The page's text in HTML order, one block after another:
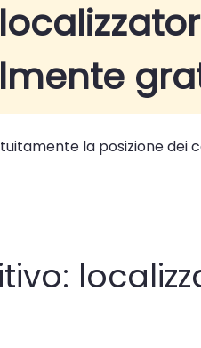
la posizione dei